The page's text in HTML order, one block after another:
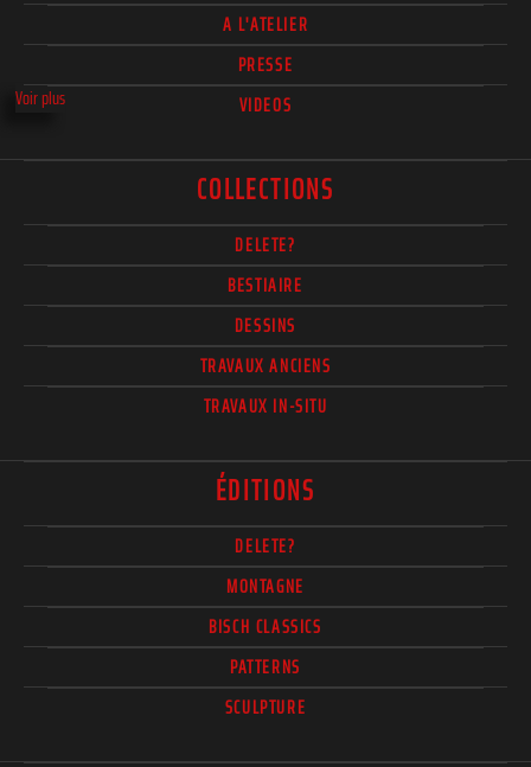
Voir plus
A L'ATELIER
PRESSE
VIDEOS
COLLECTIONS
DELETE?
BESTIAIRE
DESSINS
TRAVAUX ANCIENS
TRAVAUX IN-SITU
ÉDITIONS
DELETE?
MONTAGNE
BISCH CLASSICS
PATTERNS
SCULPTURE